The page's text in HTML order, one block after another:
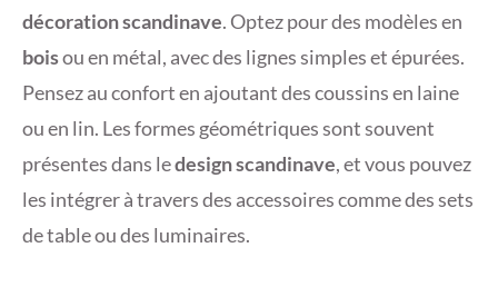
décoration scandinave. Optez pour des modèles en
boisou en métal, avec des lignes simples et épurées.
Pensez au confort en ajoutant des coussins en laine
ou en lin. Les formes géométriques sont souvent
présentes dans ledesign scandinave, et vous pouvez
les intégrer à travers des accessoires comme des sets
de table ou des luminaires.